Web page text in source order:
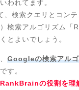
われてます。
、検索クエリとコン
検索アルゴリズム「
とよいでしょう。
Googleの検索アル
です。
RankBrainの役割を理